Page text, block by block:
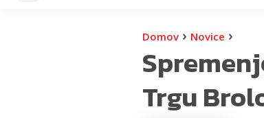
Domov › Novice ›
Trgu